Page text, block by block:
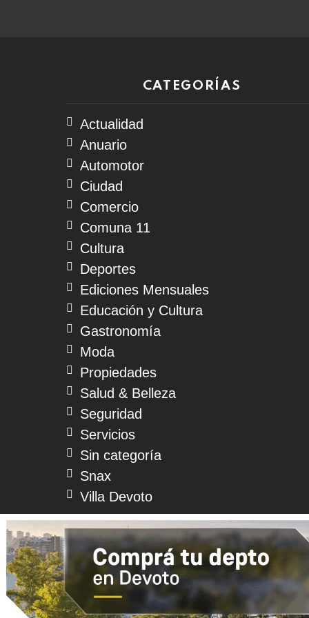
CATEGORÍAS
Actualidad
Anuario
Automotor
Ciudad
Comercio
Comuna 11
Cultura
Deportes
Ediciones Mensuales
Educación y Cultura
Gastronomía
Moda
Propiedades
Salud & Belleza
Seguridad
Servicios
Sin categoría
Snax
Villa Devoto
© 2026 Devoto Magazine